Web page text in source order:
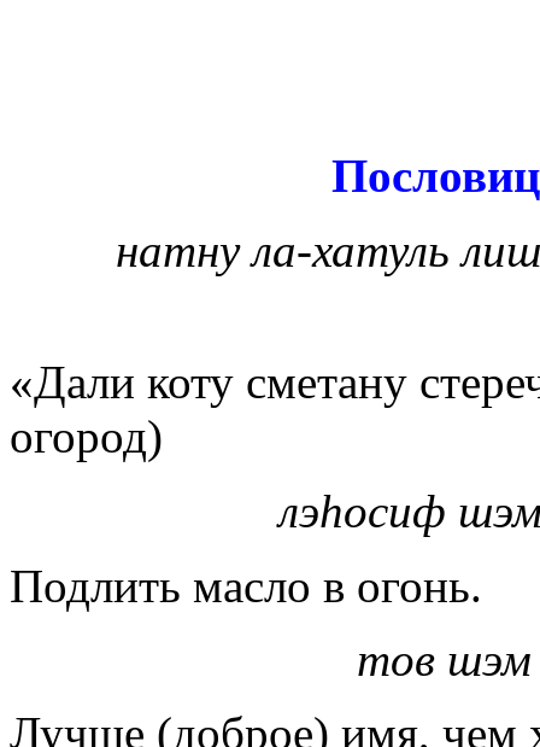
натну ла-хатуль
«Дали коту сметану
огород)
лэhосиф
Подлить масло в огонь.
тов
Лучше (доброе) имя, чем